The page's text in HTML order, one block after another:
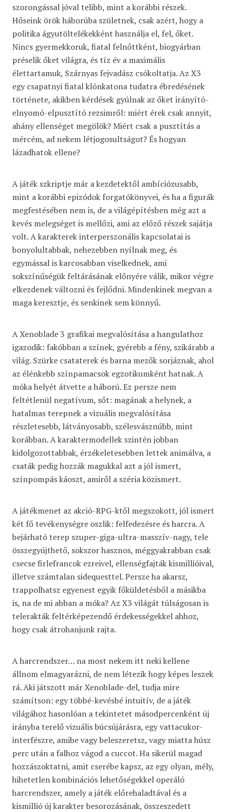
szorongással jóval telibb, mint a korábbi részek.
Hőseink örök háborúba születnek, csak azért, hogy a
politika ágyutöltelékekként használja el, fel, őket.
Nincs gyermekkoruk, fiatal felnőttként, biogyárban
préselik őket világra, és tíz év a maximális
élettartamuk, Szárnyas fejvadász csókoltatja. Az X3
egy csapatnyi fiatal klónkatona tudatra ébredésének
története, akikben kérdések gyúlnak az őket irányító-
elnyomó-elpusztító rezsimről: miért érek csak annyit,
ahány ellenséget megölök? Miért csak a pusztítás a
mércém, ad nekem létjogosultságot? És hogyan
lázadhatok ellene?
A játék szkriptje már a kezdetektől ambíciózusabb,
mint a korábbi epizódok forgatókönyvei, és ha a figurák
megfestésében nem is, de a világépítésben még azt a
kevés melegséget is mellőzi, ami az előző részek sajátja
volt. A karakterek interperszonális kapcsolatai is
bonyolultabbak, nehezebben nyílnak meg, és
egymással is karcosabban viselkednek, ami
sokszínűségük feltárásának előnyére válik, mikor végre
elkezdenek változni és fejlődni. Mindenkinek megvan a
maga keresztje, és senkinek sem könnyű.
A Xenoblade 3 grafikai megvalósítása a hangulathoz
igazodik: fakóbban a színek, gyérebb a fény, szikárabb a
világ. Szürke csataterek és barna mezők sorjáznak, ahol
az élénkebb színpamacsok egzotikumként hatnak. A
móka helyét átvette a háború. Ez persze nem
feltétlenül negatívum, sőt: magának a helynek, a
hatalmas terepnek a vizuális megvalósítása
részletesebb, látványosabb, szélesvásznúbb, mint
korábban. A karaktermodellek szintén jobban
kidolgozottabbak, érzékeletesebben lettek animálva, a
csaták pedig hozzák magukkal azt a jól ismert,
színpompás káoszt, amiről a széria közismert.
A játékmenet az akció-RPG-ktől megszokott, jól ismert
két fő tevékenységre oszlik: felfedezésre és harcra. A
bejárható terep szuper-giga-ultra-masszív-nagy, tele
összegyújthető, sokszor hasznos, méggyakrabban csak
csecse firlefrancok ezreivel, ellenségfajták kismillióival,
illetve számtalan sidequesttel. Persze ha akarsz,
trappolhatsz egyenest egyik főküldetésből a másikba
is, na de mi abban a móka? Az X3 világát túlságosan is
telerakták feltérképezendő érdekességekkel ahhoz,
hogy csak átrohanjunk rajta.
A harcrendszer… na most nekem itt neki kellene
állnom elmagyarázni, de nem létezik hogy képes leszek
rá. Aki játszott már Xenoblade-del, tudja mire
számítson: egy többé-kevésbé intuitív, de a játék
világához hasonlóan a tekintetet másodpercenként új
irányba terelő vizuális búcsújárásra, egy vattacukor-
interfészre, amibe vagy beleszeretsz, vagy miatta húsz
perc után a falhoz vágod a cuccot. Ha sikerül magad
hozzászoktatni, amit cserébe kapsz, az egy olyan, mély,
hihetetlen kombinációs lehetőségekkel operáló
harcrendszer, amely a játék előrehaladtával és a
kismillió új karakter besorozásának, összeszedett